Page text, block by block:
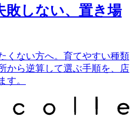
敗しない、置き場
くない方へ。育てやすい種類
から逆算して選ぶ手順を、店
す。